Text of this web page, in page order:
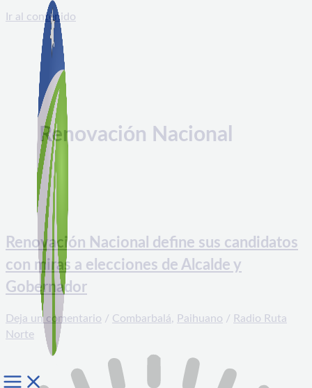
Ir al contenido
Renovación Nacional
Renovación Nacional define sus candidatos
con miras a elecciones de Alcalde y
Gobernador
Deja un comentario / Combarbalá, Paihuano / Radio Ruta
Norte